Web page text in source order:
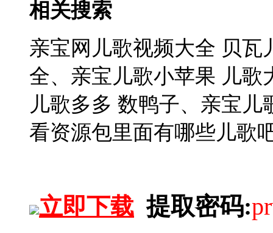
相关搜索
亲宝网儿歌视频大全 贝瓦
全、亲宝儿歌小苹果 儿歌
儿歌多多 数鸭子、亲宝
看资源包里面有哪些儿歌
立即下载 提取密码: